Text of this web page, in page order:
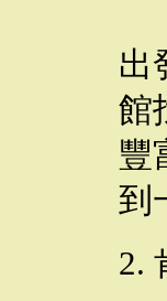
出
館
豐
到
2.